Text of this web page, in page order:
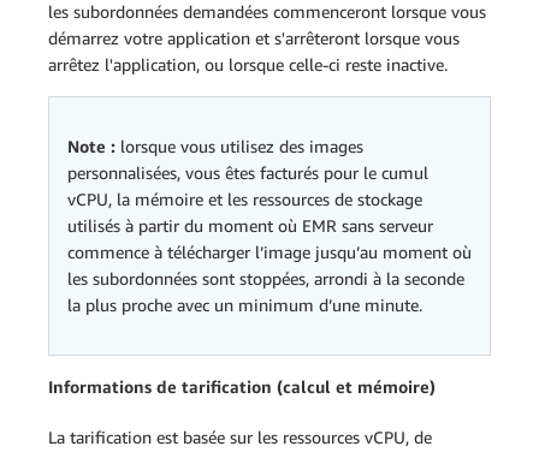
les subordonnées demandées commenceront lorsque vous
démarrez votre application et s'arrêteront lorsque vous
arrêtez l'application, ou lorsque celle-ci reste inactive.
Note : lorsque vous utilisez des images
personnalisées, vous êtes facturés pour le cumul
vCPU, la mémoire et les ressources de stockage
utilisés à partir du moment où EMR sans serveur
commence à télécharger l’image jusqu’au moment où
les subordonnées sont stoppées, arrondi à la seconde
la plus proche avec un minimum d’une minute.
Informations de tarification (calcul et mémoire)
La tarification est basée sur les ressources vCPU, de